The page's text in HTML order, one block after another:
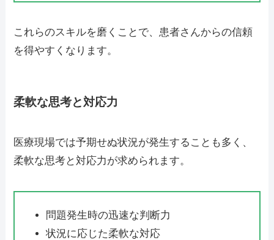
これらのスキルを磨くことで、患者さんからの信頼
を得やすくなります。
柔軟な思考と対応力
医療現場では予期せぬ状況が発生することも多く、
柔軟な思考と対応力が求められます。
問題発生時の迅速な判断力
状況に応じた柔軟な対応